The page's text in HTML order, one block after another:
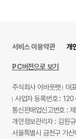
서비스 이용약관 개
PC버전으로 보기
주식회사 어바웃펫
대
사업자 등록번호 :
통신판매업신고번호
개인정보관리자 : 김
서울특별시 금천구 가